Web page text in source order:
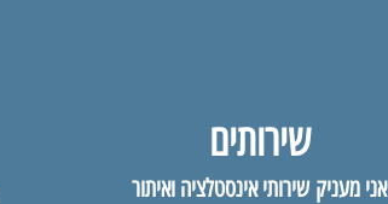
שירותים
אני מעניק שירותי אינסטלציה ואיתור